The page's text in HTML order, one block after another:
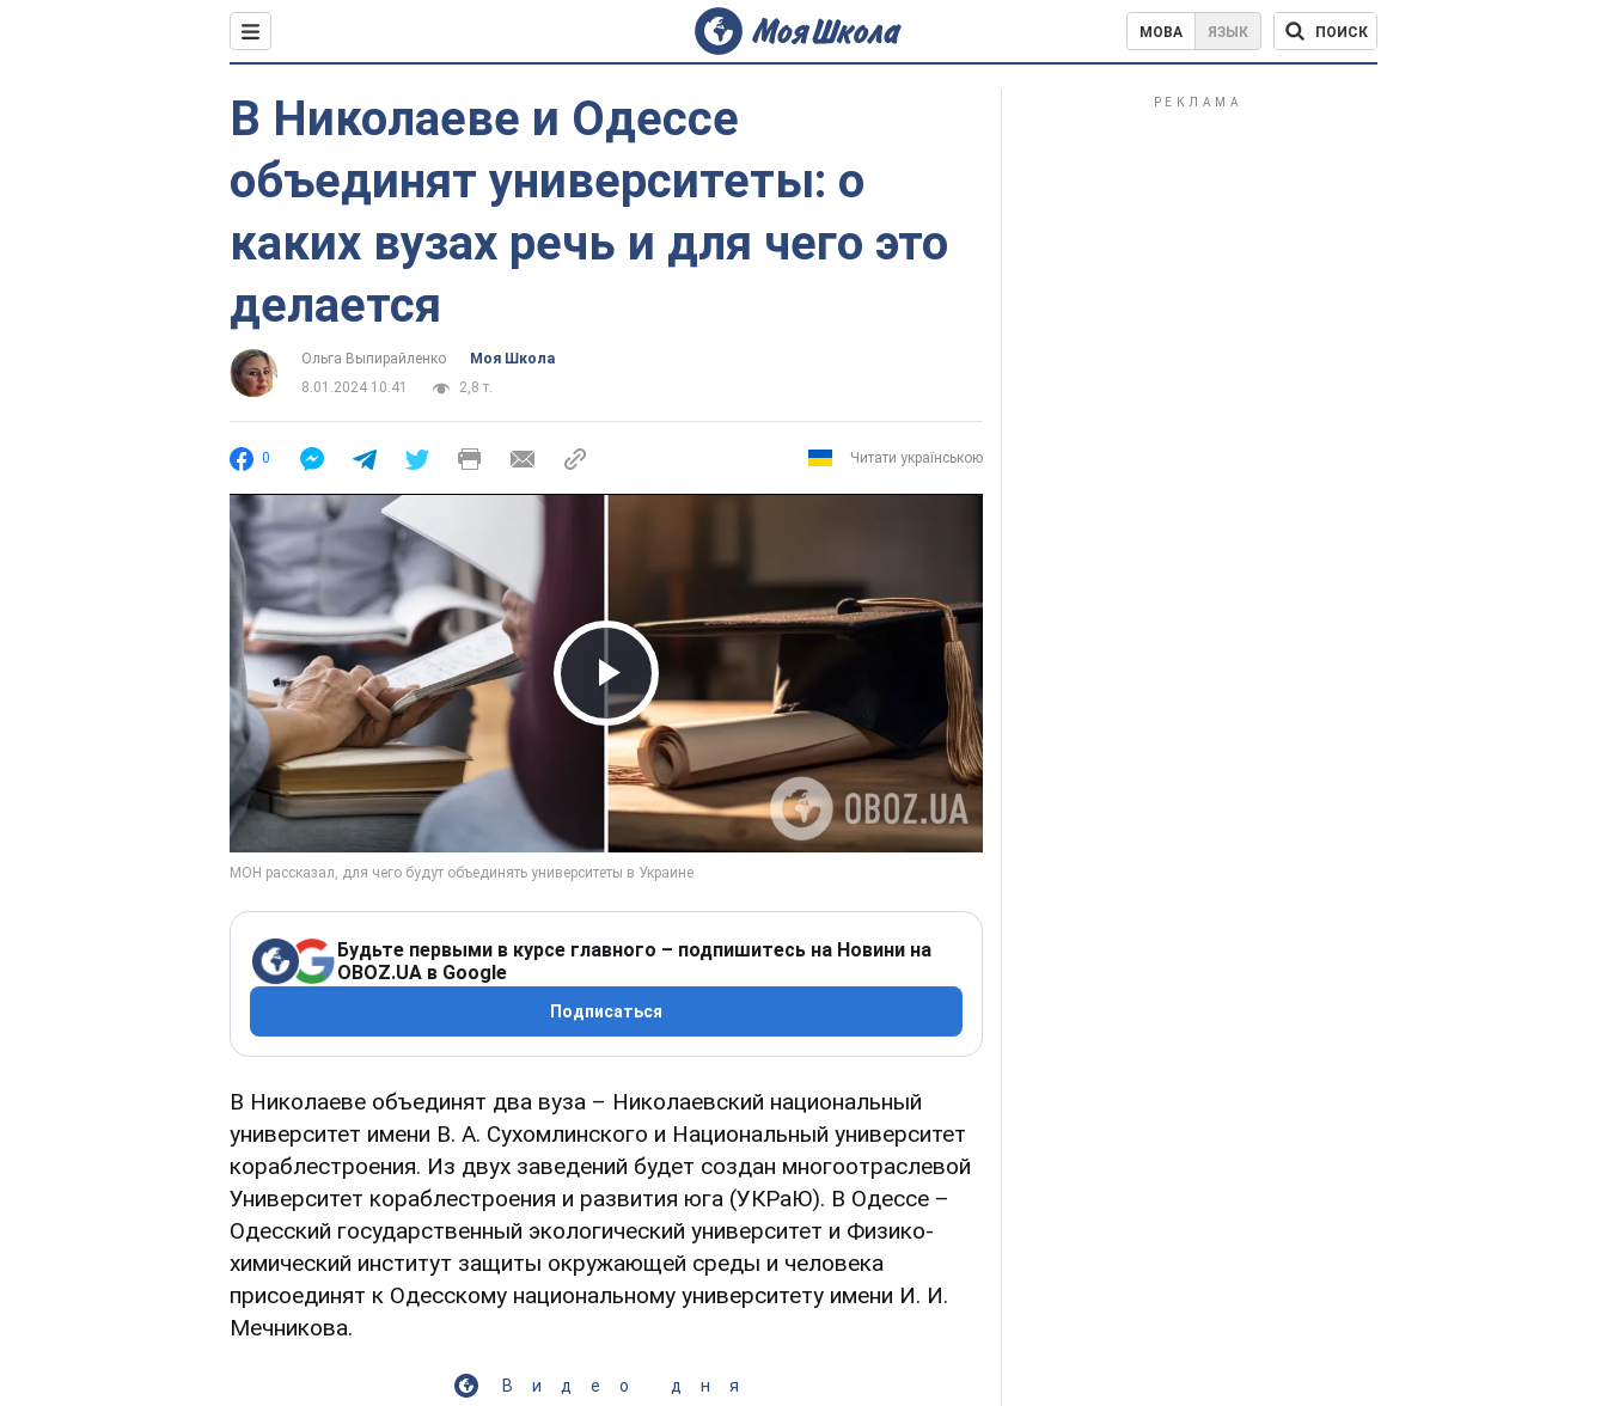
МОВА ЯЗЫК ПОИСК
В Николаеве и Одессе
объединят университеты: о
каких вузах речь и для чего это
делается
Ольга Выпирайленко
Моя Школа
8.01.2024 10:41
2,8 т.
0 Читати українською
Play Video
Будьте первыми в курсе главного – подпишитесь на Новини на
OBOZ.UA в Google
Подписаться
В Николаеве объединят два вуза – Николаевский национальный
университет имени В. А. Сухомлинского и Национальный университет
кораблестроения. Из двух заведений будет создан многоотраслевой
Университет кораблестроения и развития юга (УКРаЮ). В Одессе –
Одесский государственный экологический университет и Физико-
химический институт защиты окружающей среды и человека
присоединят к Одесскому национальному университету имени И. И.
Мечникова.
Видео дня